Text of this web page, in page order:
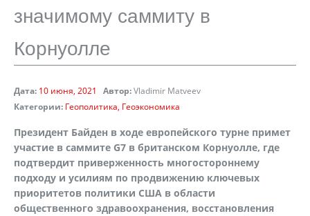
значимому саммиту в
Корнуолле
Дата: 10 июня, 2021 Автор:Vladimir Matveev
Категории: Геополитика Геоэкономика
Президент Байден в ходе европейского турне примет
участие в саммите G7 в британском Корнуолле, где
подтвердит приверженность многостороннему
подходу и усилиям по продвижению ключевых
приоритетов политики США в области
общественного здравоохранения, восстановления